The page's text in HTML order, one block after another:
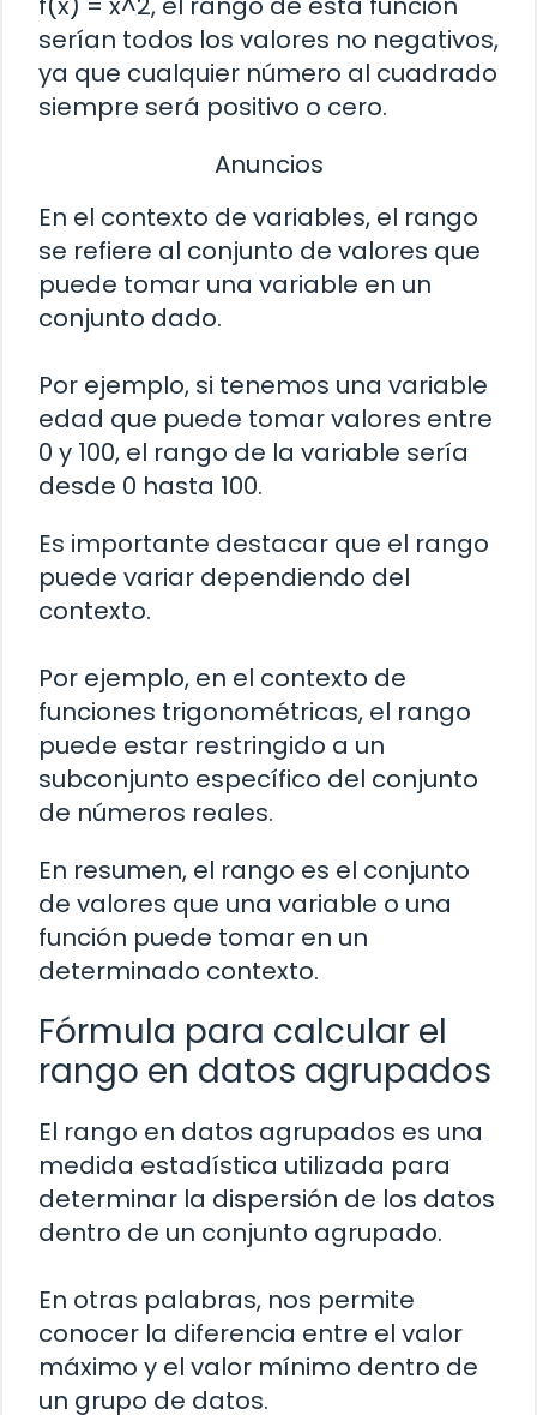
serían todos los valores no negativos,
ya que cualquier número al cuadrado
siempre será positivo o cero.
Anuncios
En el contexto de variables, el rango
se refiere al conjunto de valores que
puede tomar una variable en un
conjunto dado.
Por ejemplo, si tenemos una variable
edad que puede tomar valores entre
0 y 100, el rango de la variable sería
desde 0 hasta 100.
Es importante destacar que el rango
puede variar dependiendo del
contexto.
Por ejemplo, en el contexto de
funciones trigonométricas, el rango
puede estar restringido a un
subconjunto específico del conjunto
de números reales.
En resumen, el rango es el conjunto
de valores que una variable o una
función puede tomar en un
determinado contexto.
Fórmula para calcular el
rango en datos agrupados
El rango en datos agrupados es una
medida estadística utilizada para
determinar la dispersión de los datos
dentro de un conjunto agrupado.
En otras palabras, nos permite
conocer la diferencia entre el valor
máximo y el valor mínimo dentro de
un grupo de datos.